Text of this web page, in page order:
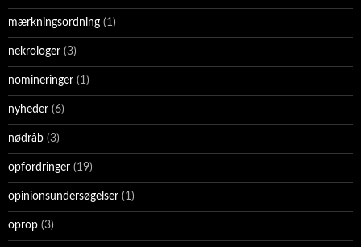
mærkningsordning (1)
nekrologer (3)
nomineringer (1)
nyheder (6)
nødråb (3)
opfordringer (19)
opinionsundersøgelser (1)
oprop (3)